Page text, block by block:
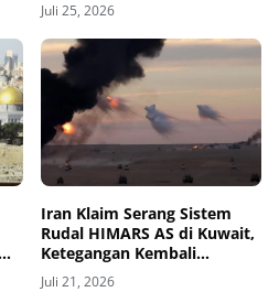
Juli 25, 2026
Iran Klaim Serang Sistem
Rudal HIMARS AS di Kuwait,
Ketegangan Kembali
Memanas
Juli 21, 2026